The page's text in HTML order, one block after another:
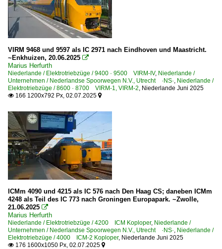
VIRM 9468 und 9597 als IC 2971 nach Eindhoven und Maastricht.
~Enkhuizen, 20.06.2025 
Marius Herfurth
Niederlande / Elektrotriebzüge / 9400 · 9500 VIRM-IV, Niederlande /
Unternehmen / Nederlandse Spoorwegen N.V., Utrecht ·NS·, Niederlande /
Elektrotriebzüge / 8600 · 8700 VIRM-1, VIRM-2, Niederlande Juni 2025
 166 1200x792 Px, 02.07.2025 
ICMm 4090 und 4215 als IC 576 nach Den Haag CS; daneben ICMm
4248 als Teil des IC 773 nach Groningen Europapark. ~Zwolle,
21.06.2025 
Marius Herfurth
Niederlande / Elektrotriebzüge / 4200 ICM Koploper, Niederlande /
Unternehmen / Nederlandse Spoorwegen N.V., Utrecht ·NS·, Niederlande /
Elektrotriebzüge / 4000 ICM-2 Koploper, Niederlande Juni 2025
 176 1600x1050 Px, 02.07.2025 